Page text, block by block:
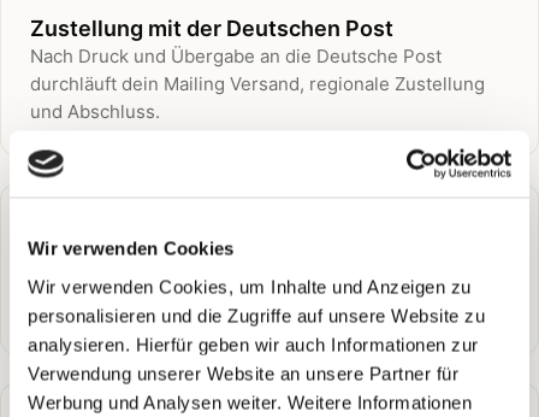
Wir verwenden Cookies
Wir verwenden Cookies, um Inhalte und Anzeigen zu
personalisieren und die Zugriffe auf unsere Website zu
analysieren. Hierfür geben wir auch Informationen zur
Verwendung unserer Website an unsere Partner für
Werbung und Analysen weiter. Weitere Informationen
Zustellung mit der Deutschen Post
Nach Druck und Übergabe an die Deutsche Post
durchläuft dein Mailing Versand, regionale Zustellung
und Abschluss.
Vor dem Druck prüft PostPal Daten, Design und
Personalisierung, damit die Aussendung sauber
produziert werden kann.